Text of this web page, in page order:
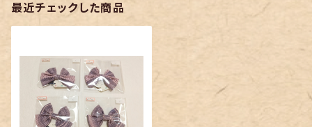
最近チェックした商品